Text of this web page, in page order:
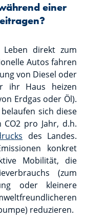
einer
direkt zum
Autos fahren
von Diesel oder
ihr Haus heizen
Erdgas oder Öl).
sich diese
pro Jahr, d.h.
des Landes.
konkret
Mobilität, die
(zum
oder kleinere
reduzieren.